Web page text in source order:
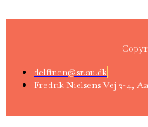
delfinen@sr.au.dk
Fredrik Nielsens Vej 2-4,